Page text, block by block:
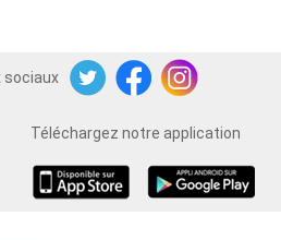
sociauxFacebookInstagram
Téléchargez notre application